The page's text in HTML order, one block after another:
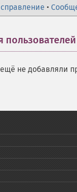
•
пользователей
не добавляли